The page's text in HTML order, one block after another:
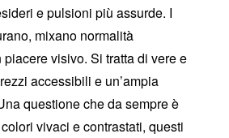
e pulsioni più assurde. I
mixano normalità
visivo. Si tratta di vere e
accessibili e un’ampia
questione che da sempre è
vivaci e contrastati, questi